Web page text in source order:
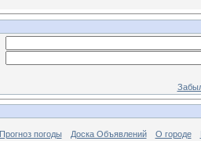
Прогноз погоды Доска Объявлений О городе